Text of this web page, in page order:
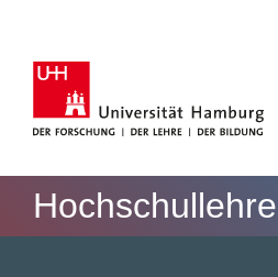
Rechte Spalte anspringen
Fussbereich der Seite anspringen